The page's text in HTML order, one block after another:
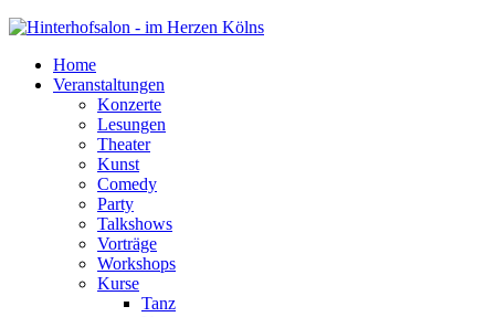
Home
Veranstaltungen
Konzerte
Lesungen
Theater
Kunst
Comedy
Party
Talkshows
Vorträge
Workshops
Kurse
Tanz